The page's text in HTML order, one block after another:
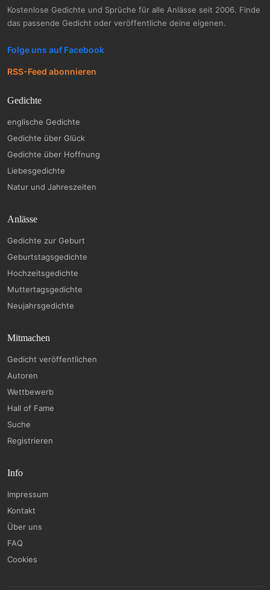
Kostenlose Gedichte und Sprüche für alle Anlässe seit 2006. Finde
das passende Gedicht oder veröffentliche deine eigenen.
Folge uns auf Facebook
RSS-Feed abonnieren
Gedichte
englische Gedichte
Gedichte über Glück
Gedichte über Hoffnung
Liebesgedichte
Natur und Jahreszeiten
Anlässe
Gedichte zur Geburt
Geburtstagsgedichte
Hochzeitsgedichte
Muttertagsgedichte
Neujahrsgedichte
Mitmachen
Gedicht veröffentlichen
Autoren
Wettbewerb
Hall of Fame
Suche
Registrieren
Info
Impressum
Kontakt
Über uns
FAQ
Cookies